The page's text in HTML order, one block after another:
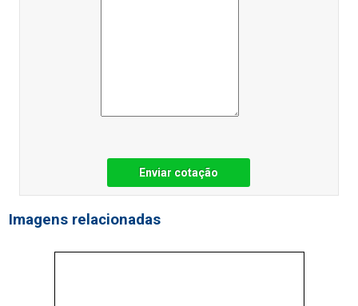
Enviar cotação
Imagens relacionadas